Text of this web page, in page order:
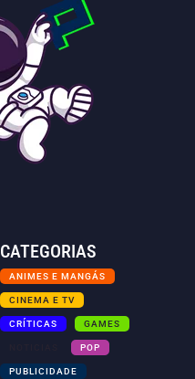
CATEGORIAS
ANIMES E MANGÁS
CINEMA E TV
CRÍTICAS GAMES
POP
PUBLICIDADE